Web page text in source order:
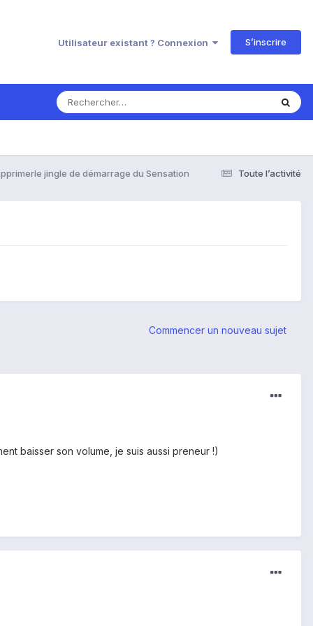
Utilisateur existant ? Connexion S’inscrire
Toute l’activité
jingle de démarrage du Sensation
Commencer un nouveau sujet
baisser son volume, je suis aussi preneur !)